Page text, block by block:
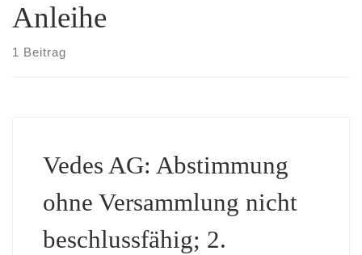
Anleihe
1 Beitrag
Vedes AG: Abstimmung
ohne Versammlung nicht
beschlussfähig; 2.